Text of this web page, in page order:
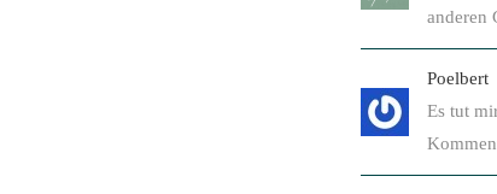
anderen
Poelbert
Es tut